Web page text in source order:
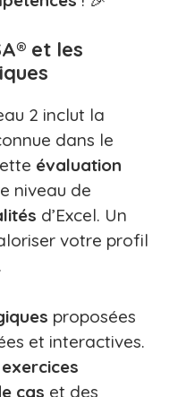
et les
2 inclut la
dans le
évaluation
niveau de
d’Excel. Un
votre profil
proposées
et interactives.
exercices
cas et des